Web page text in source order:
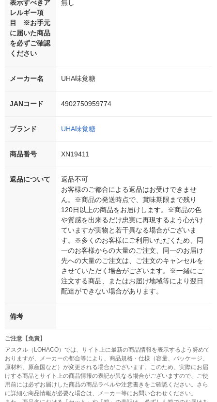
表示すべきア
レルギー項
目 ※お手元
に届いた商品
を必ずご確認
ください
無し
メーカー名 UHA味覚糖
JANコード 4902750959774
ブランド UHA味覚糖
商品番号 XN19411
返品について
返品不可
お客様のご都合による返品はお受けできませ
ん。※商品の発送時点で、賞味期限まで残り
120日以上の商品をお届けします。※商品の色
や質感を出来るだけ忠実に再現するよう心がけ
ていますが実物と若干異なる場合がございま
す。※多くのお客様にご利用いただくため、同
一のお客様からの大量のご注文、同一のお届け
先への大量のご注文は、ご注文のキャンセルを
させていただく場合がございます。※一緒にご
注文する商品、またはお届け地域等により翌日
配達ができない場合があります。
備考
ご注意【免責】
アスクル（LOHACO）では、サイト上に最新の商品情報を表示するよう努めて
おりますが、メーカーの都合等により、商品規格・仕様（容量、パッケージ、
原材料、原産国など）が変更される場合がございます。このため、実際にお届
けする商品とサイト上の商品情報の表記が異なる場合がございますので、ご使
用前には必ずお届けした商品の商品ラベルや注意書きをご確認ください。さら
に詳細な商品情報が必要な場合は、メーカー等にお問い合わせください。